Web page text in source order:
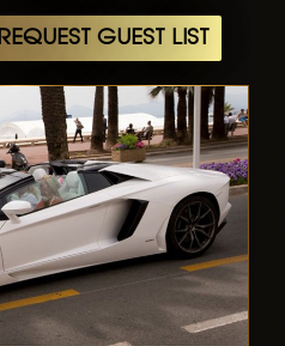
REQUEST GUEST LIST